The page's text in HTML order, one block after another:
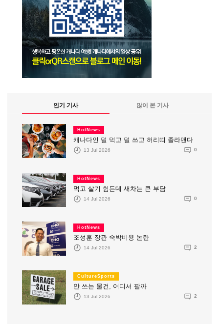
인기 기사 많이 본 기사
HotNews
캐나다인 덜 먹고 덜 쓰고 허리띠 졸라맨다
13 Jul 2026 0
HotNews
먹고 살기 힘든데 새차는 큰 부담
14 Jul 2026 0
HotNews
조성훈 장관 숙박비용 논란
14 Jul 2026 2
CultureSports
안 쓰는 물건, 어디서 팔까
13 Jul 2026 2